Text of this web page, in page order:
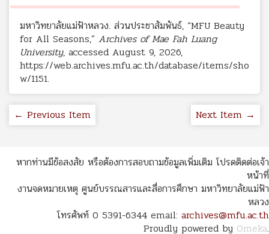
มหาวิทยาลัยแม่ฟ้าหลวง. ส่วนประชาสัมพันธ์, “MFU Beauty
for All Seasons,” Archives of Mae Fah Luang
University, accessed August 9, 2026,
https://web.archives.mfu.ac.th/database/items/sho
w/1151.
← Previous Item Next Item →
หากท่านมีข้อสงสัย หรือต้องการสอบถามข้อมูลเพิ่มเติม โปรดติดต่อเจ้า
หน้าที่
งานจดหมายเหตุ ศูนย์บรรณสารและสื่อการศึกษา มหาวิทยาลัยแม่ฟ้า
หลวง
โทรศัพท์ 0 5391-6344 email: archives@mfu.ac.th
Proudly powered by Omeka.